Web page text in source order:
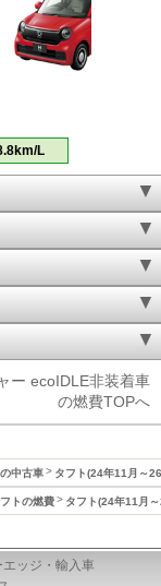
L
ー ecoIDLE非装着車
の燃費TOPへ
中古車 タフト(24年11月～
トの燃費 タフト(24年11月
ッジ・輸入車